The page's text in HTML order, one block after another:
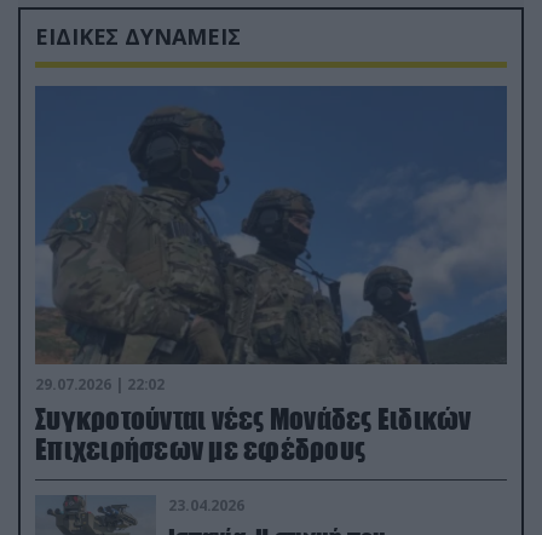
ΕΙΔΙΚΕΣ ΔΥΝΑΜΕΙΣ
29.07.2026 | 22:02
Συγκροτούνται νέες Μονάδες Ειδικών
Επιχειρήσεων με εφέδρους
23.04.2026